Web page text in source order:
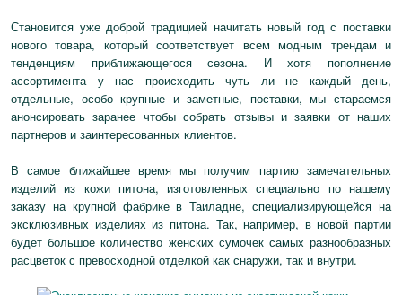
Становится уже доброй традицией начитать новый год с поставки
нового товара, который соответствует всем модным трендам и
тенденциям приближающегося сезона. И хотя пополнение
ассортимента у нас происходить чуть ли не каждый день,
отдельные, особо крупные и заметные, поставки, мы стараемся
анонсировать заранее чтобы собрать отзывы и заявки от наших
партнеров и заинтересованных клиентов.
В самое ближайшее время мы получим партию замечательных
изделий из кожи питона, изготовленных специально по нашему
заказу на крупной фабрике в Таиладне, специализирующейся на
эксклюзивных изделиях из питона. Так, например, в новой партии
будет большое количество женских сумочек самых разнообразных
расцветок с превосходной отделкой как снаружи, так и внутри.